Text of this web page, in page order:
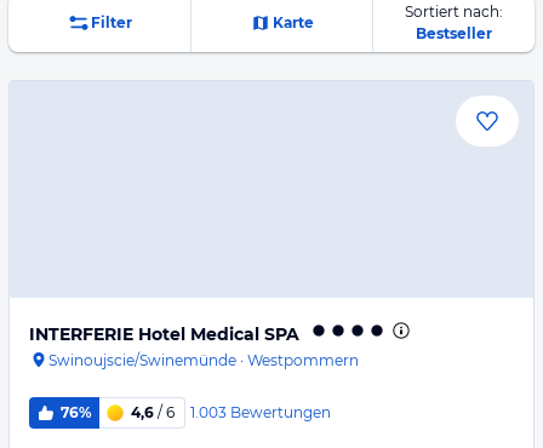
Filter Karte
Sortiert nach:
Bestseller
INTERFERIE Hotel Medical SPA
Swinoujscie/Swinemünde · Westpommern
76% 4,6 / 6 1.003 Bewertungen